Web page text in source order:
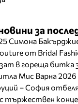
за
Симона
от Bridal
в гореща битка
Мис Варна 2026
– София
тържествен